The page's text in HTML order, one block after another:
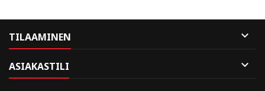
TILAAMINEN 
ASIAKASTILI 